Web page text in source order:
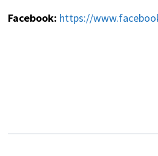
Facebook: https://